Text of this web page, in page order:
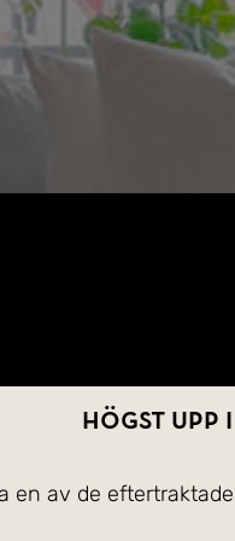
Högst upp
en av de